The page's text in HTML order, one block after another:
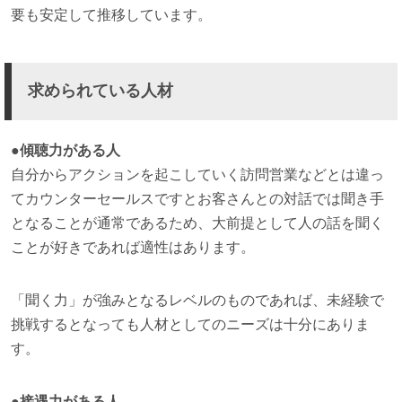
要も安定して推移しています。
求められている人材
●傾聴力がある人
自分からアクションを起こしていく訪問営業などとは違っ
てカウンターセールスですとお客さんとの対話では聞き手
となることが通常であるため、大前提として人の話を聞く
ことが好きであれば適性はあります。
「聞く力」が強みとなるレベルのものであれば、未経験で
挑戦するとなっても人材としてのニーズは十分にありま
す。